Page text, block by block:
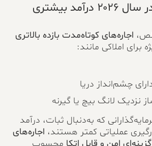
کدام استراتژی در سال ۲۰۲۶ درآمد بیشتری
اجاره‌های کوتاه‌مدت بازده بالاتری
برای املاکی مانند:
چشم‌انداز دریا
نزدیک لانگ بیچ یا گیرنه
که به‌دنبال ثبات، درآمد
عملیاتی کمتر هستند، اجاره‌های